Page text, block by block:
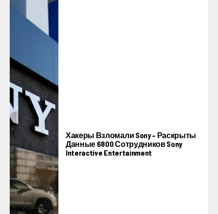
Хакеры Взломали Sony – Раскрыты
Данные 6800 Сотрудников Sony
Interactive Entertainment